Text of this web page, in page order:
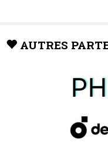
AUTRES